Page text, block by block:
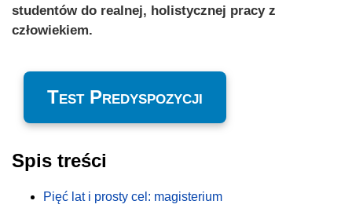
studentów do realnej, holistycznej pracy z
człowiekiem.
Test Predyspozycji
Spis treści
Pięć lat i prosty cel: magisterium